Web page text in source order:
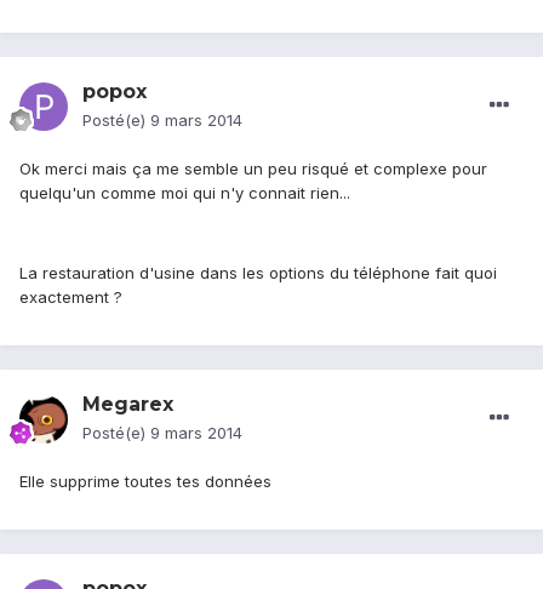
popox
Posté(e) 9 mars 2014
Ok merci mais ça me semble un peu risqué et complexe pour
quelqu'un comme moi qui n'y connait rien...
La restauration d'usine dans les options du téléphone fait quoi
exactement ?
Megarex
Posté(e) 9 mars 2014
Elle supprime toutes tes données